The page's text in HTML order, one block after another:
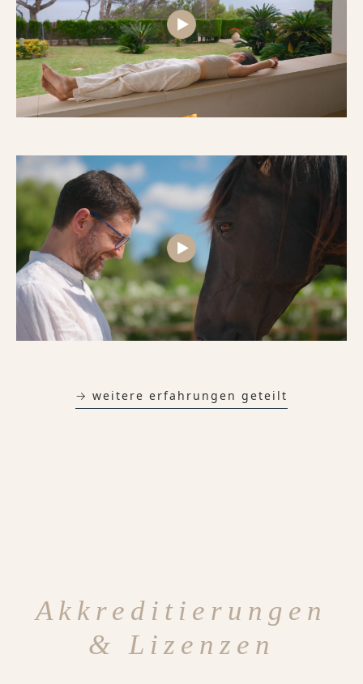
→ weitere erfahrungen geteilt
Akkreditierungen
& Lizenzen